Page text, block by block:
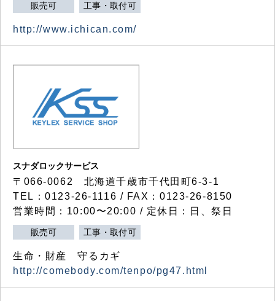
販売可 工事・取付可
http://www.ichican.com/
スナダロックサービス
〒066-0062 北海道千歳市千代田町6-3-1
TEL：0123-26-1116 / FAX：0123-26-8150
営業時間：10:00〜20:00 / 定休日：日、祭日
販売可 工事・取付可
生命・財産 守るカギ
http://comebody.com/tenpo/pg47.html